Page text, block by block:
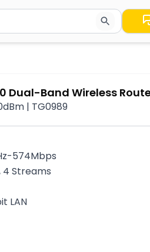
arasında keçid etmək
Dual-Band Wireless
| TG0989
574Mbps
4 Streams
LAN